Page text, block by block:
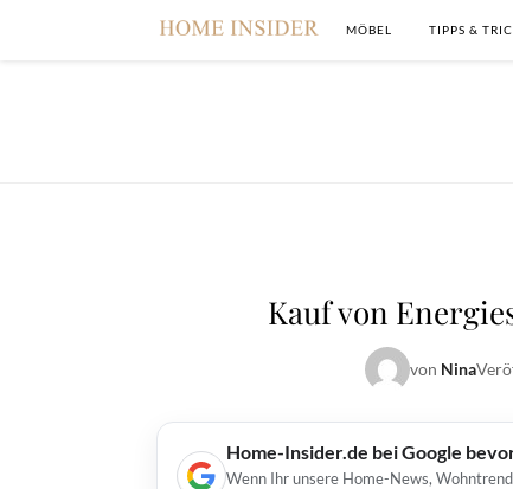
MÖBEL TIPPS &
Kauf von
von Nina
Home-Insider.de bei Google
Wenn Ihr unsere Home-News,